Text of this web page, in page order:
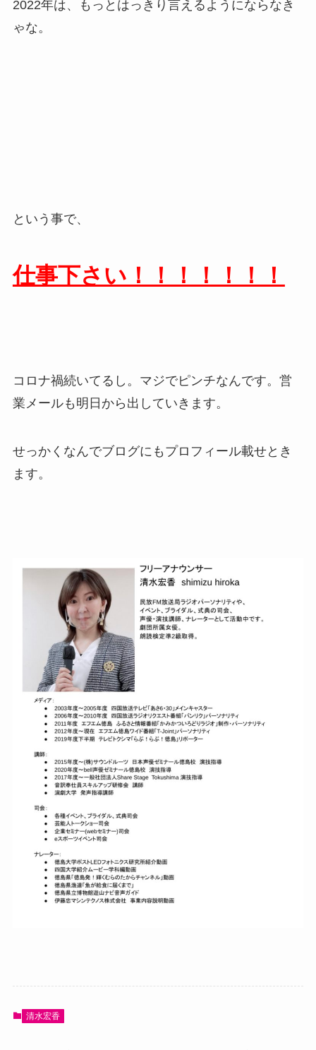
2022年は、もっとはっきり言えるようにならなき
ゃな。
という事で、
仕事下さい！！！！！！！
コロナ禍続いてるし。マジでピンチなんです。営
業メールも明日から出していきます。
せっかくなんでブログにもプロフィール載せとき
ます。
清水宏香